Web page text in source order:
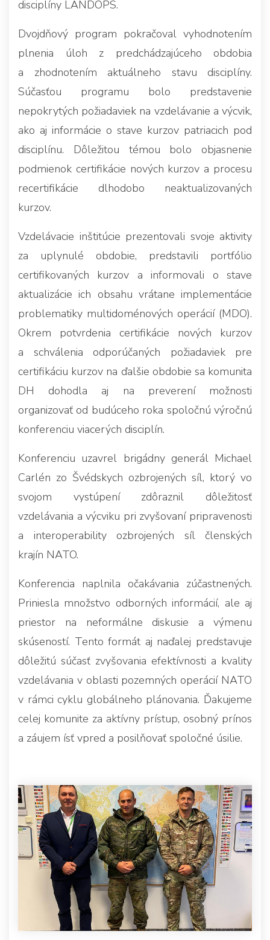
disciplíny LANDOPS.
Dvojdňový program pokračoval vyhodnotením
plnenia úloh z predchádzajúceho obdobia
a zhodnotením aktuálneho stavu disciplíny.
Súčasťou programu bolo predstavenie
nepokrytých požiadaviek na vzdelávanie a výcvik,
ako aj informácie o stave kurzov patriacich pod
disciplínu. Dôležitou témou bolo objasnenie
podmienok certifikácie nových kurzov a procesu
recertifikácie dlhodobo neaktualizovaných
kurzov.
Vzdelávacie inštitúcie prezentovali svoje aktivity
za uplynulé obdobie, predstavili portfólio
certifikovaných kurzov a informovali o stave
aktualizácie ich obsahu vrátane implementácie
problematiky multidoménových operácií (MDO).
Okrem potvrdenia certifikácie nových kurzov
a schválenia odporúčaných požiadaviek pre
certifikáciu kurzov na ďalšie obdobie sa komunita
DH dohodla aj na preverení možnosti
organizovať od budúceho roka spoločnú výročnú
konferenciu viacerých disciplín.
Konferenciu uzavrel brigádny generál Michael
Carlén zo Švédskych ozbrojených síl, ktorý vo
svojom vystúpení zdôraznil dôležitosť
vzdelávania a výcviku pri zvyšovaní pripravenosti
a interoperability ozbrojených síl členských
krajín NATO.
Konferencia naplnila očakávania zúčastnených.
Priniesla množstvo odborných informácií, ale aj
priestor na neformálne diskusie a výmenu
skúseností. Tento formát aj naďalej predstavuje
dôležitú súčasť zvyšovania efektívnosti a kvality
vzdelávania v oblasti pozemných operácií NATO
v rámci cyklu globálneho plánovania. Ďakujeme
celej komunite za aktívny prístup, osobný prínos
a záujem ísť vpred a posilňovať spoločné úsilie.